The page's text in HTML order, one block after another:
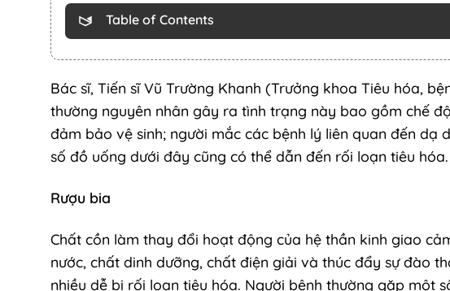
Table of Contents
Bác sĩ, Tiến sĩ Vũ Trường Khanh (Trưởng khoa Tiêu hóa,
thường nguyên nhân gây ra tình trạng này bao gồm chế
đảm bảo vệ sinh; người mắc các bệnh lý liên quan đến
số đồ uống dưới đây cũng có thể dẫn đến rối loạn tiêu hóa.
Rượu bia
Chất cồn làm thay đổi hoạt động của hệ thần kinh giao
nước, chất dinh dưỡng, chất điện giải và thúc đẩy sự đào
nhiều dễ bị rối loạn tiêu hóa. Người bệnh thường gặp một